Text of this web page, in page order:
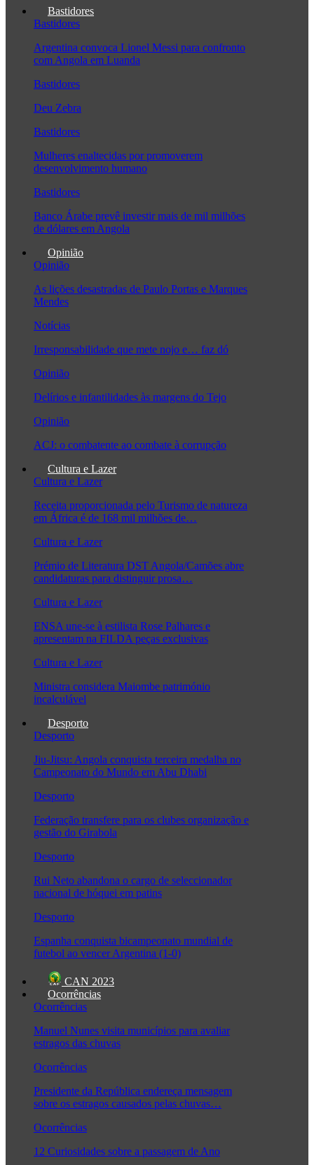
Bastidores
Bastidores
Argentina convoca Lionel Messi para confronto
com Angola em Luanda
Bastidores
Deu Zebra
Bastidores
Mulheres enaltecidas por promoverem
desenvolvimento humano
Bastidores
Banco Árabe prevê investir mais de mil milhões
de dólares em Angola
Opinião
Opinião
As lições desastradas de Paulo Portas e Marques
Mendes
Notícias
Irresponsabilidade que mete nojo e… faz dó
Opinião
Delírios e infantilidades às margens do Tejo
Opinião
ACJ: o combatente ao combate à corrupção
Cultura e Lazer
Cultura e Lazer
Receita proporcionada pelo Turismo de natureza
em África é de 168 mil milhões de…
Cultura e Lazer
Prémio de Literatura DST Angola/Camões abre
candidaturas para distinguir prosa…
Cultura e Lazer
ENSA une-se à estilista Rose Palhares e
apresentam na FILDA peças exclusivas
Cultura e Lazer
Ministra considera Maiombe património
incalculável
Desporto
Desporto
Jiu-Jitsu: Angola conquista terceira medalha no
Campeonato do Mundo em Abu Dhabi
Desporto
Federação transfere para os clubes organização e
gestão do Girabola
Desporto
Rui Neto abandona o cargo de seleccionador
nacional de hóquei em patins
Desporto
Espanha conquista bicampeonato mundial de
futebol ao vencer Argentina (1-0)
CAN 2023
Ocorrências
Ocorrências
Manuel Nunes visita municípios para avaliar
estragos das chuvas
Ocorrências
Presidente da República endereça mensagem
sobre os estragos causados pelas chuvas…
Ocorrências
12 Curiosidades sobre a passagem de Ano